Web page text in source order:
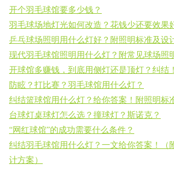
开个羽毛球馆要多少钱？
羽毛球场地灯光如何改造？花钱少还要效果
乒乓球场照明用什么灯好？附照明标准及设
现代羽毛球馆照明用什么灯？附常见球场照
开球馆多赚钱，到底用侧灯还是顶灯？纠结！
防眩？打比赛？羽毛球馆用什么灯？
纠结篮球馆用什么灯？给你答案！附照明标
台球灯桌球灯怎么选？撞球灯？斯诺克？
“网红球馆”的成功需要什么条件？
纠结羽毛球馆用什么灯？一文给你答案！（
计方案）